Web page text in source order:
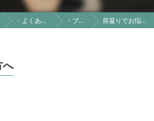
・よくある質問 ・ブログ 肩凝りでお悩みの方へ
へ